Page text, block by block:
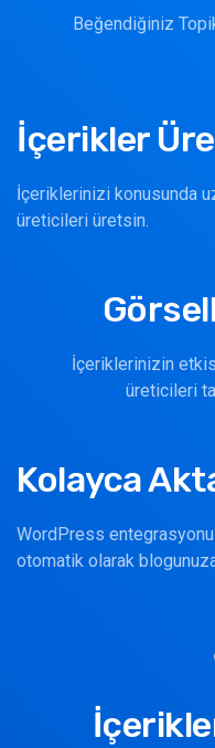
Beğendiğiniz
İçerikler
İçeriklerinizi konusunda
üreticileri üretsin.
İçeriklerinizin
üreticileri
Kolayca
WordPress
otomatik olarak